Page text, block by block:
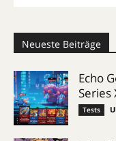
Neueste Beiträge
Echo
Series
Tests